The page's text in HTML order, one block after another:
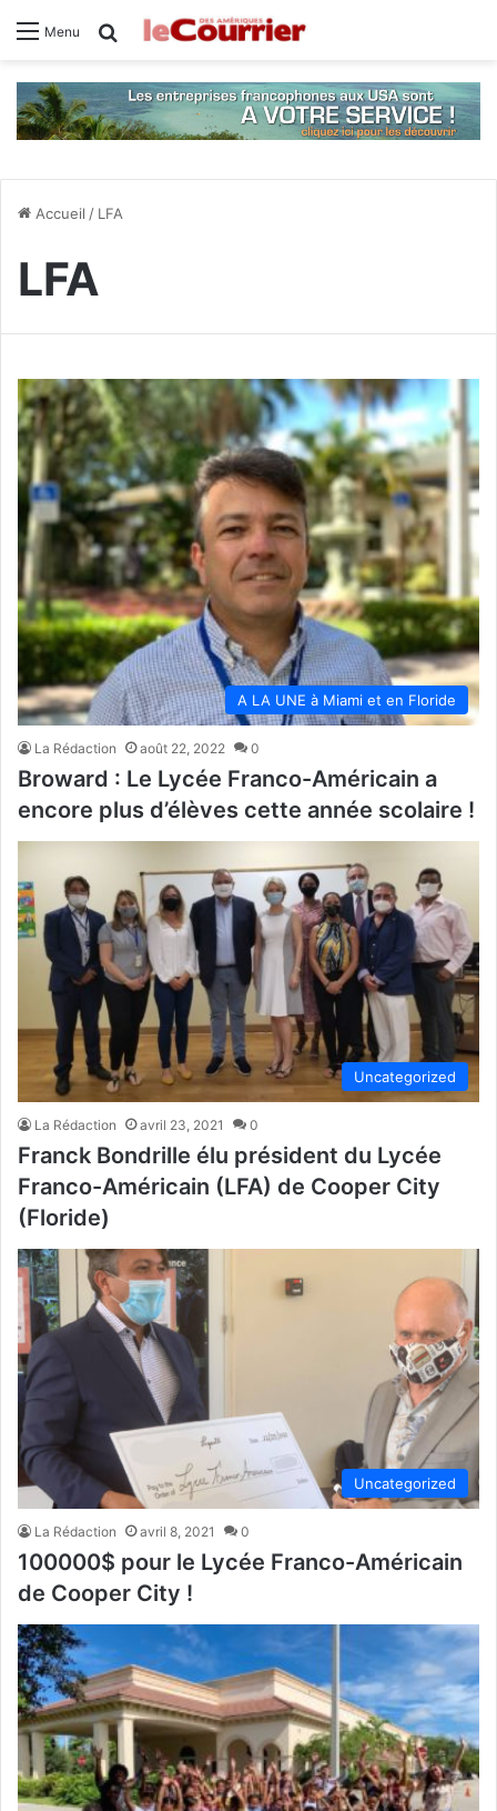
Menu Rechercher
Accueil / LFA
LFA
A LA UNE à Miami et en Floride
La Rédaction août 22, 2022 0
Broward : Le Lycée Franco-Américain a
encore plus d’élèves cette année scolaire !
Uncategorized
La Rédaction avril 23, 2021 0
Franck Bondrille élu président du Lycée
Franco-Américain (LFA) de Cooper City
(Floride)
Uncategorized
La Rédaction avril 8, 2021 0
100000$ pour le Lycée Franco-Américain
de Cooper City !